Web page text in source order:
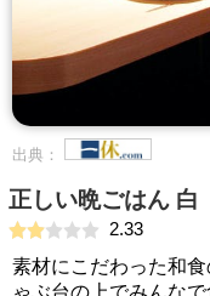
出典：
正しい晩ごはん 白
2.33
素材にこだわった和
ゃぶ台の上でみんな